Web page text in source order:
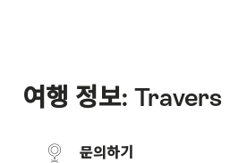
여행 정보: Travers
문의하기